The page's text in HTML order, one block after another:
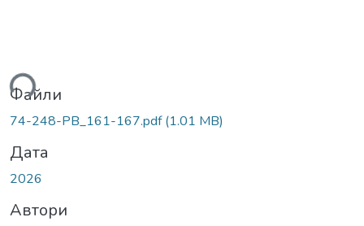
Файли
74-248-PB_161-167.pdf(1.01 MB)
Дата
2026
Автори